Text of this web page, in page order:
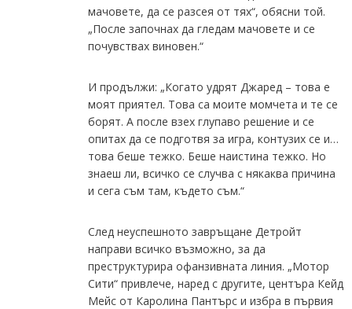
мачовете, да се разсея от тях“, обясни той.
„После започнах да гледам мачовете и се
почувствах виновен.“
И продължи: „Когато удрят Джаред – това е
моят приятел. Това са моите момчета и те се
борят. А после взех глупаво решение и се
опитах да се подготвя за игра, контузих се и…
това беше тежко. Беше наистина тежко. Но
знаеш ли, всичко се случва с някаква причина
и сега съм там, където съм.“
След неуспешното завръщане Детройт
направи всичко възможно, за да
преструктурира офанзивната линия. „Мотор
Сити“ привлече, наред с другите, центъра Кейд
Мейс от Каролина Пантърс и избра в първия